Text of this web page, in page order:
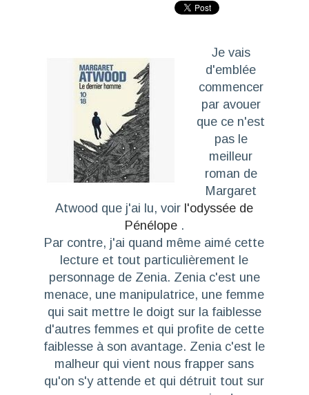
Je vais
d'emblée
commencer
par avouer
que ce n'est
pas le
meilleur
roman de
Margaret
Atwood que j'ai lu, voir l'odyssée de
Pénélope.
Par contre, j'ai quand même aimé cette
lecture et tout particulièrement le
personnage de Zenia. Zenia c'est une
menace, une manipulatrice, une femme
qui sait mettre le doigt sur la faiblesse
d'autres femmes et qui profite de cette
faiblesse à son avantage. Zenia c'est le
malheur qui vient nous frapper sans
qu'on s'y attende et qui détruit tout sur